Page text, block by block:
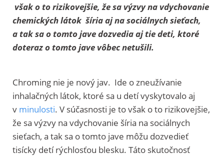
však o to rizikovejšie, že sa výzvy na vdychovanie
chemických látok šíria aj na sociálnych sieťach,
a tak sa o tomto jave dozvedia aj tie deti, ktoré
doteraz o tomto jave vôbec netušili.
Chroming nie je nový jav. Ide o zneužívanie
inhalačných látok, ktoré sa u detí vyskytovalo aj
v minulosti. V súčasnosti je to však o to rizikovejšie,
že sa výzvy na vdychovanie šíria na sociálnych
sieťach, a tak sa o tomto jave môžu dozvedieť
tisícky detí rýchlosťou blesku. Táto skutočnosť